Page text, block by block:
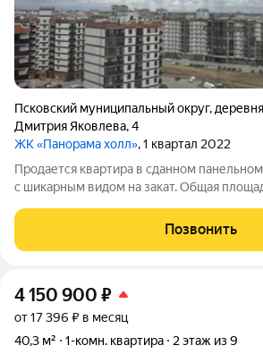
Псковский муниципальный округ,
Дмитрия Яковлева,4
ЖК «Панорама холл», 1 квартал 2022
Продается квартира в сданном
с шикарным видом на закат. Общая
Квартира расположена современном
Зaвeличья,
Позвонить
4 150 900 ₽
от 17 396 ₽ в месяц
40,3 м²
1-комн. квартира 2 этаж из 9